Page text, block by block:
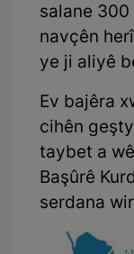
salane
navçên
ye ji aliyê
Ev bajêra
cihên
taybet a
Başûrê
serdana